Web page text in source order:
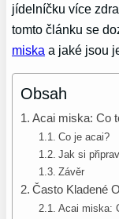
jídelníčku více
tomto článku se
miska a jaké jsou
Obsah
Acai miska: Co
Co je acai?
Jak si
Závěr
Často Kladené
Acai miska: